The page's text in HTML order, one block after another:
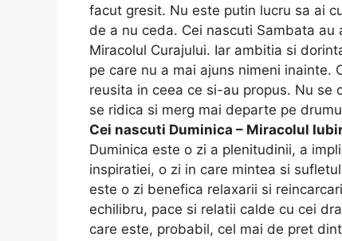
facut gresit. Nu este putin lucru sa ai
de a nu ceda. Cei nascuti Sambata
Miracolul Curajului. Iar ambitia si
pe care nu a mai ajuns nimeni inainte.
reusita in ceea ce si-au propus. Nu
se ridica si merg mai departe pe
Cei nascuti Duminica – Miracolul
Duminica este o zi a plenitudinii, a
inspiratiei, o zi in care mintea si
este o zi benefica relaxarii si
echilibru, pace si relatii calde cu cei
care este, probabil, cel mai de pret